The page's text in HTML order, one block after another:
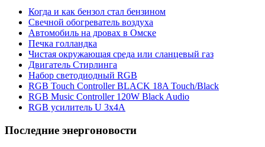
Когда и как бензол стал бензином
Свечной обогреватель воздуха
Автомобиль на дровах в Омске
Печка голландка
Чистая окружающая среда или сланцевый газ
Двигатель Стирлинга
Набор светодиодный RGB
RGB Touch Controller BLACK 18A Touch/Black
RGB Music Controller 120W Black Audio
RGB усилитель U 3х4A
Последние энергоновости